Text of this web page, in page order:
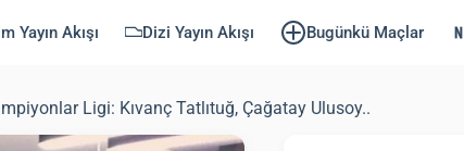
Yayın Akışı Dizi Yayın Akışı Bugünkü Maçlar
Ligi: Kıvanç Tatlıtuğ, Çağatay Ulusoy..